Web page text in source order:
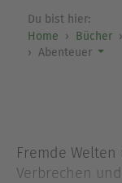
Du bist hier:
Home
Bücher
Abenteuer
Fremde
Verbrechen